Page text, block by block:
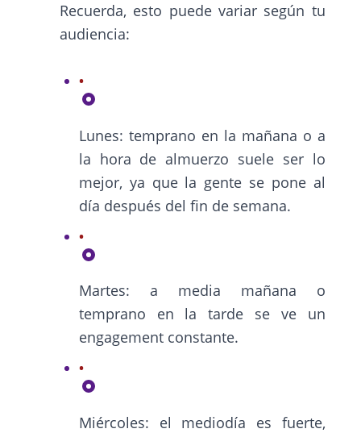
Recuerda, esto puede variar según tu
audiencia:
Lunes: temprano en la mañana o a
la hora de almuerzo suele ser lo
mejor, ya que la gente se pone al
día después del fin de semana.
Martes: a media mañana o
temprano en la tarde se ve un
engagement constante.
Miércoles: el mediodía es fuerte,